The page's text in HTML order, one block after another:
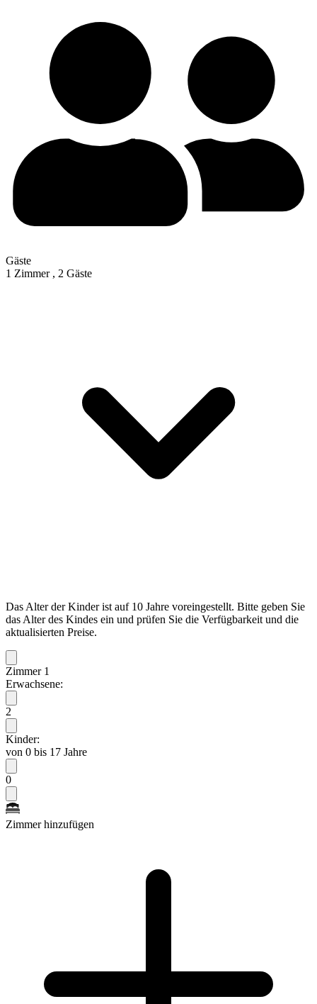
Gäste
1 Zimmer , 2 Gäste
Das Alter der Kinder ist auf 10 Jahre voreingestellt. Bitte geben Sie
das Alter des Kindes ein und prüfen Sie die Verfügbarkeit und die
aktualisierten Preise.
Zimmer 1
Erwachsene:
2
Kinder:
von 0 bis 17 Jahre
0
Zimmer hinzufügen